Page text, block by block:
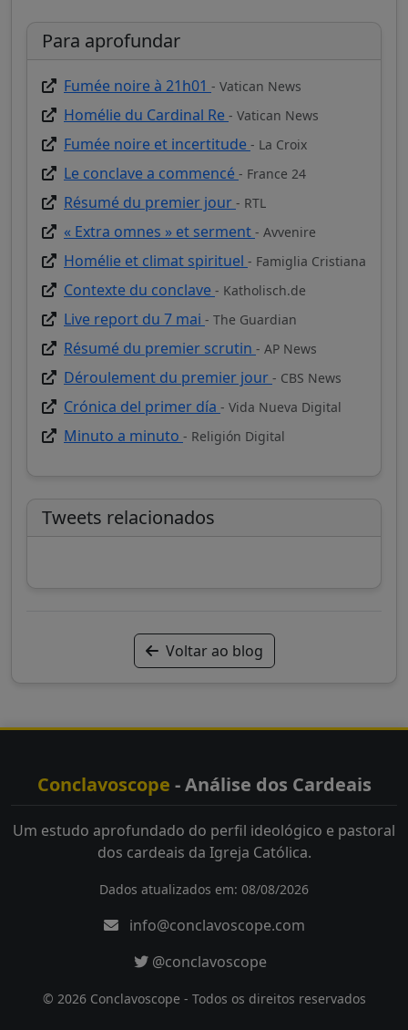
Para aprofundar
Fumée noire à 21h01 - Vatican News
Homélie du Cardinal Re - Vatican News
Fumée noire et incertitude - La Croix
Le conclave a commencé - France 24
Résumé du premier jour - RTL
« Extra omnes » et serment - Avvenire
Homélie et climat spirituel - Famiglia Cristiana
Contexte du conclave - Katholisch.de
Live report du 7 mai - The Guardian
Résumé du premier scrutin - AP News
Déroulement du premier jour - CBS News
Crónica del primer día - Vida Nueva Digital
Minuto a minuto - Religión Digital
Tweets relacionados
Voltar ao blog
Conclavoscope - Análise dos Cardeais
Um estudo aprofundado do perfil ideológico e pastoral
dos cardeais da Igreja Católica.
Dados atualizados em: 08/08/2026
info@conclavoscope.com
@conclavoscope
© 2026 Conclavoscope - Todos os direitos reservados